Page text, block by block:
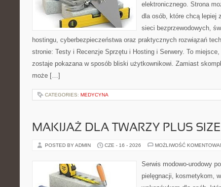
elektronicznego. Strona
dla osób, które chcą lepiej
sieci bezprzewodowych,
hostingu, cyberbezpieczeństwa oraz praktycznych rozwiązań
stronie: Testy i Recenzje Sprzętu i Hosting i Serwery. To
zostaje pokazana w sposób bliski użytkownikowi. Zamiast
może […]
CATEGORIES: MEDYCYNA
MAKIJAŻ DLA TWARZY PLUS SIZE
POSTED BY ADMIN CZE - 16 - 2026 MOŻLIWOŚĆ
Serwis modowo-urodowy
pielęgnacji, kosmetykom,